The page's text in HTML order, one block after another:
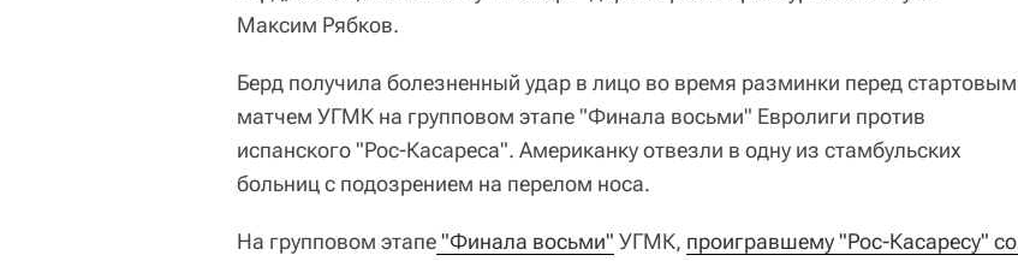
Максим Рябков.
Берд получила болезненный удар в лицо во время разминки перед стартовым
матчем УГМК на групповом этапе "Финала восьми" Евролиги против
испанского "Рос-Касареса". Американку отвезли в одну из стамбульских
больниц с подозрением на перелом носа.
На групповом этапе "Финала восьми" УГМК, проигравшему "Рос-Касаресу" со